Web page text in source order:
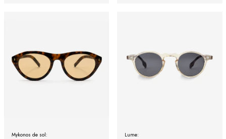
Mykonos de sol: Lume: